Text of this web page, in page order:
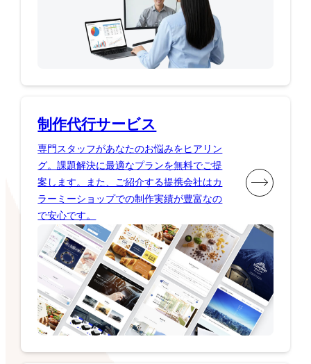
制作代行サービス
専門スタッフがあなたのお悩みをヒアリン
グ。課題解決に最適なプランを無料でご提
案します。また、ご紹介する提携会社はカ
ラーミーショップでの制作実績が豊富なの
で安心です。